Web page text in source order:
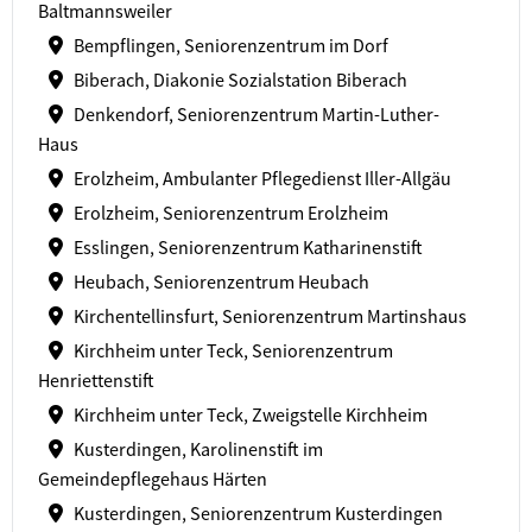
Baltmannsweiler
Bempflingen, Seniorenzentrum im Dorf
Biberach, Diakonie Sozialstation Biberach
Denkendorf, Seniorenzentrum Martin-Luther-
Haus
Erolzheim, Ambulanter Pflegedienst Iller-Allgäu
Erolzheim, Seniorenzentrum Erolzheim
Esslingen, Seniorenzentrum Katharinenstift
Heubach, Seniorenzentrum Heubach
Kirchentellinsfurt, Seniorenzentrum Martinshaus
Kirchheim unter Teck, Seniorenzentrum
Henriettenstift
Kirchheim unter Teck, Zweigstelle Kirchheim
Kusterdingen, Karolinenstift im
Gemeindepflegehaus Härten
Kusterdingen, Seniorenzentrum Kusterdingen